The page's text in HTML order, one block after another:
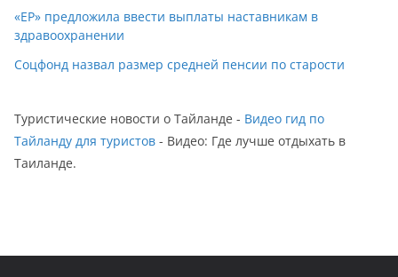
«ЕР» предложила ввести выплаты наставникам в
здравоохранении
Соцфонд назвал размер средней пенсии по старости
Туристические новости о Тайланде - Видео гид по
Тайланду для туристов - Видео: Где лучше отдыхать в
Таиланде.